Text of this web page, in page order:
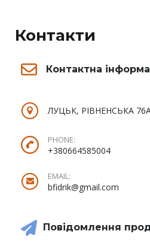
Контакти
Контактна
ЛУЦЬК, РІВНЕНСЬКА
PHONE:
+380664585004
EMAIL:
bfidrik@gmail.com
Повідомлення